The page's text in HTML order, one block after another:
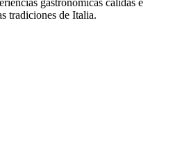
tradiciones de Italia.